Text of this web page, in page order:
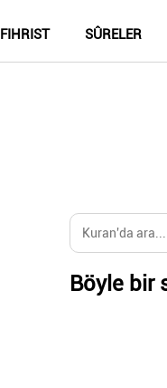
FIHRIST SÛRELER
Böyle bir